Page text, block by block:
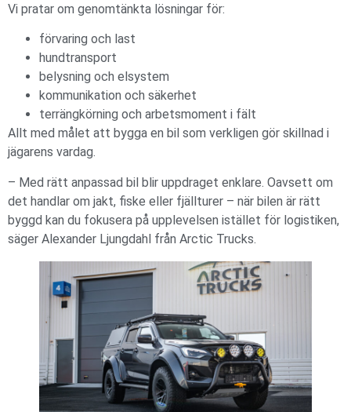
Vi pratar om genomtänkta lösningar för:
förvaring och last
hundtransport
belysning och elsystem
kommunikation och säkerhet
terrängkörning och arbetsmoment i fält
Allt med målet att bygga en bil som verkligen gör skillnad i
jägarens vardag.
– Med rätt anpassad bil blir uppdraget enklare. Oavsett om
det handlar om jakt, fiske eller fjällturer – när bilen är rätt
byggd kan du fokusera på upplevelsen istället för logistiken,
säger Alexander Ljungdahl från Arctic Trucks.